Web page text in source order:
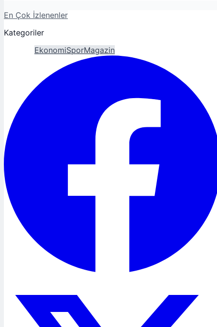
En Çok İzlenenler
Kategoriler
EkonomiSporMagazin